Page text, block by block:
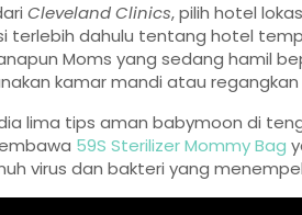
Cleveland Clinics, pilih hotel
terlebih dahulu tentang hotel
Moms yang sedang hamil
kamar mandi atau
lima tips aman babymoon di
59S Sterilizer Mommy Bag
virus dan bakteri yang